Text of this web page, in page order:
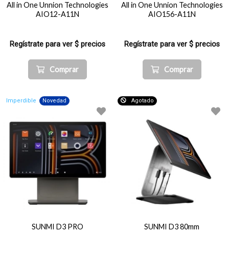
All in One Unnion Technologies
AIO12-A11N
Regístrate para ver $ precios
Comprar
All in One Unnion Technologies
AIO156-A11N
Regístrate para ver $ precios
Comprar
Imperdible Novedad
SUNMI D3 PRO
Agotado
SUNMI D3 80mm